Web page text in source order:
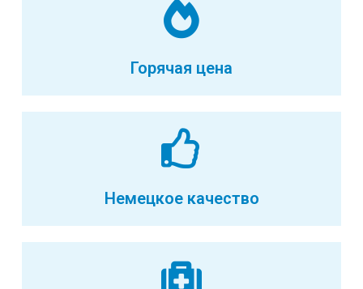
Горячая цена
Немецкое качество